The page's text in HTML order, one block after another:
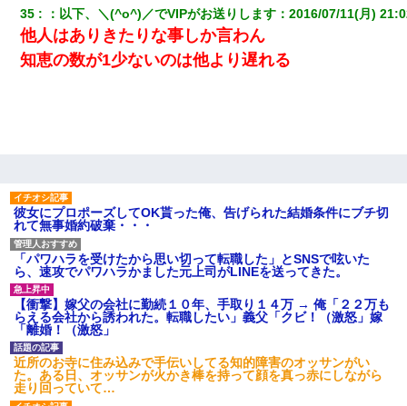
35 ： 以下、＼(^o^)／でVIPがお送りします ：2016/07/11(月)
他人はありきたりな事しか言わん
知恵の数が1少ないのは他より遅れる
彼女にプロポーズしてOK貰った俺、告げられた結婚条件にブチ切
れて無事婚約破棄・・・
「パワハラを受けたから思い切って転職した」とSNSで呟いた
ら、速攻でパワハラかました元上司がLINEを送ってきた。
【衝撃】嫁父の会社に勤続１０年、手取り１４万 → 俺「２２万も
らえる会社から誘われた。転職したい」義父「クビ！（激怒」嫁
「離婚！（激怒」
近所のお寺に住み込みで手伝いしてる知的障害のオッサンがい
た。ある日、オッサンが火かき棒を持って顔を真っ赤にしながら
走り回っていて…